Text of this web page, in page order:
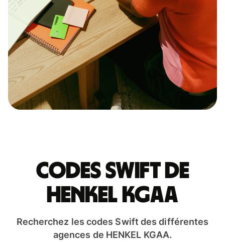
Codes Swift de
HENKEL KGAA
Recherchez les codes Swift des différentes
agences de HENKEL KGAA.